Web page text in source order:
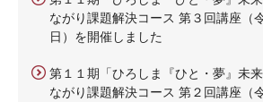
ながり課題解決コース 第３回講座（
日）を開催しました
第１１期「ひろしま『ひと・夢』未
ながり課題解決コース 第２回講座（